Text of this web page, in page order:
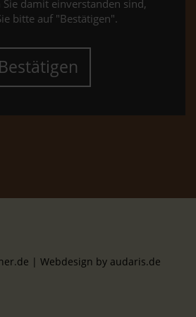
damit einverstanden sind,
bitte auf "Bestätigen".
Bestätigen
| Webdesign by audaris.de